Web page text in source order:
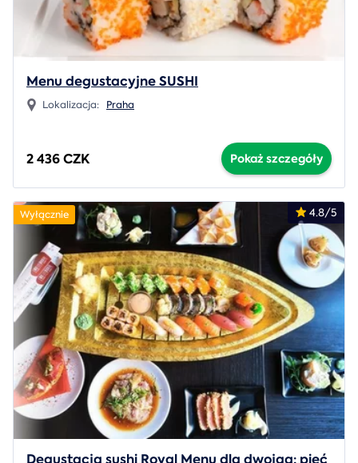
Menu degustacyjne SUSHI
Lokalizacja: Praha
2 436 CZK Pokaż szczegóły
4.8/5
Wyłącznie